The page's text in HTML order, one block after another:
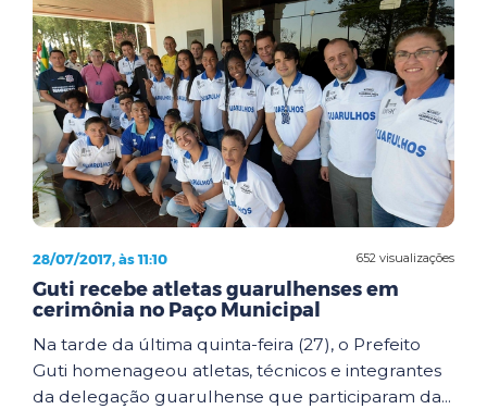
652 visualizações
28/07/2017, às 11:10
Guti recebe atletas guarulhenses em
cerimônia no Paço Municipal
Na tarde da última quinta-feira (27), o Prefeito
Guti homenageou atletas, técnicos e integrantes
da delegação guarulhense que participaram da...